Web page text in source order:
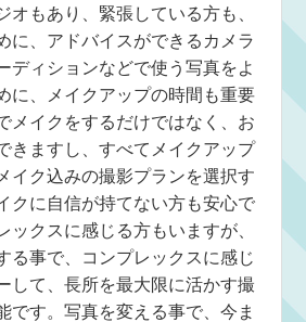
オもあり、緊張している方も、
に、アドバイスができるカメラ
ディションなどで使う写真をよ
に、メイクアップの時間も重要
メイクをするだけではなく、お
きますし、すべてメイクアップ
イク込みの撮影プランを選択す
クに自信が持てない方も安心で
ックスに感じる方もいますが、
る事で、コンプレックスに感じ
して、長所を最大限に活かす撮
です。写真を変える事で、今ま